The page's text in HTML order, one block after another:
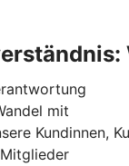
mit
Kundinnen,